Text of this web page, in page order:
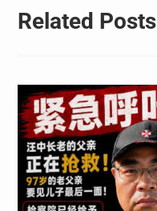
Related Posts